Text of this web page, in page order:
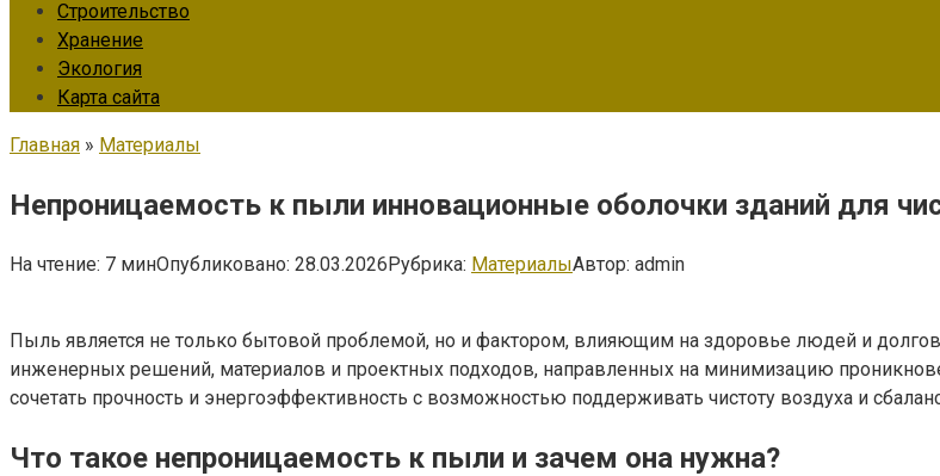
Строительство
Хранение
Экология
Карта сайта
Главная » Материалы
Непроницаемость к пыли инновационные оболочки зданий для
На чтение: 7 минОпубликовано: 28.03.2026Рубрика: МатериалыАвтор: admin
Пыль является не только бытовой проблемой, но и фактором, влияющим на здоровье людей и
инженерных решений, материалов и проектных подходов, направленных на минимизацию
сочетать прочность и энергоэффективность с возможностью поддерживать чистоту воздуха и
Что такое непроницаемость к пыли и зачем она нужна?